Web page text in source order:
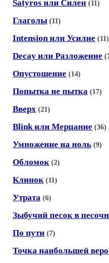
Satyros или Силен (11)
Глаголы (11)
Intension или Усилие (11)
Decay или Разложение
Опустошение (14)
Попытка не пытка (17)
Вверх (21)
Blink или Мерцание (36)
Умножение на ноль (9)
Обломок (2)
Клинок (11)
Утрата (6)
Зыбучий песок в
По пути (7)
Точка наибольшей